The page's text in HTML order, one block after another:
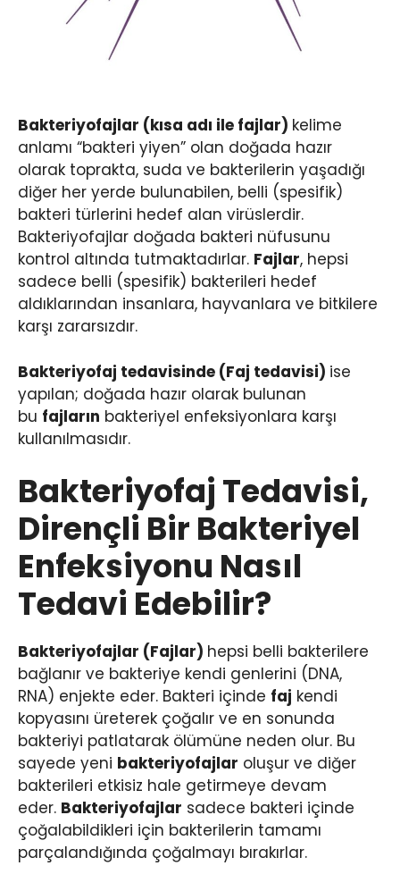
Bakteriyofajlar (kısa adı ile fajlar) kelime
anlamı “bakteri yiyen” olan doğada hazır
olarak toprakta, suda ve bakterilerin yaşadığı
diğer her yerde bulunabilen, belli (spesifik)
bakteri türlerini hedef alan virüslerdir.
Bakteriyofajlar doğada bakteri nüfusunu
kontrol altında tutmaktadırlar. Fajlar, hepsi
sadece belli (spesifik) bakterileri hedef
aldıklarından insanlara, hayvanlara ve bitkilere
karşı zararsızdır.
Bakteriyofaj tedavisinde (Faj tedavisi) ise
yapılan; doğada hazır olarak bulunan
bu fajların bakteriyel enfeksiyonlara karşı
kullanılmasıdır.
Bakteriyofaj Tedavisi,
Dirençli Bir Bakteriyel
Enfeksiyonu Nasıl
Tedavi Edebilir?
Bakteriyofajlar (Fajlar) hepsi belli bakterilere
bağlanır ve bakteriye kendi genlerini (DNA,
RNA) enjekte eder. Bakteri içinde faj kendi
kopyasını üreterek çoğalır ve en sonunda
bakteriyi patlatarak ölümüne neden olur. Bu
sayede yeni bakteriyofajlar oluşur ve diğer
bakterileri etkisiz hale getirmeye devam
eder. Bakteriyofajlar sadece bakteri içinde
çoğalabildikleri için bakterilerin tamamı
parçalandığında çoğalmayı bırakırlar.